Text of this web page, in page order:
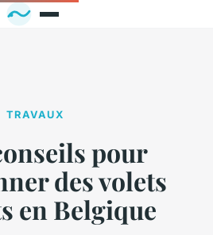
TRAVAUX
pour
des volets
en Belgique